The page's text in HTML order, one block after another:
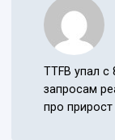
TTFB упал
запросам
про прирост